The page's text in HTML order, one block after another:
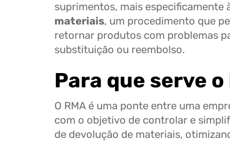
suprimentos, mais especificamente
materiais, um procedimento que
retornar produtos com problemas
substituição ou reembolso.
Para que serve o
O RMA é uma ponte entre uma
com o objetivo de controlar e
de devolução de materiais,